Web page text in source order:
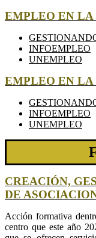
EMPLEO EN
INFOEMPLEO
UNEMPLEO
EMPLEO EN
INFOEMPLEO
UNEMPLEO
CREACIÓN,
DE
Acción formativa
centro que este año